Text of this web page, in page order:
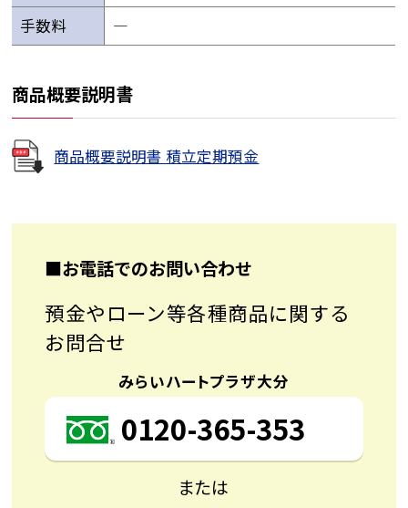
手数料
―
商品概要説明書
商品概要説明書 積立定期預金
■お電話でのお問い合わせ
預金やローン等各種商品に関する
お問合せ
みらいハートプラザ大分
0120-365-353
または